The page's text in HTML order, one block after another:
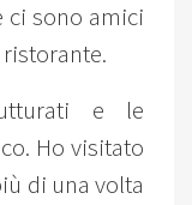
ci sono amici
e le
Ho visitato
di una volta